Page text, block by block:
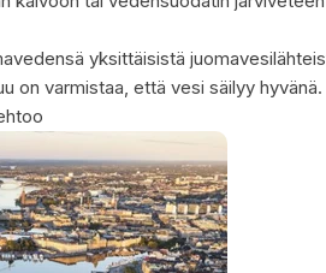
yksittäisistä
on varmistaa, että vesi säilyy